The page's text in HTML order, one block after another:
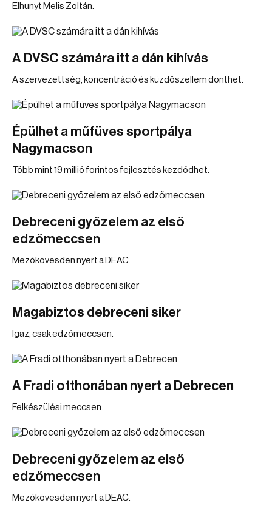
Elhunyt Melis Zoltán.
A DVSC számára itt a dán kihívás
A szervezettség, koncentráció és küzdőszellem dönthet.
Épülhet a műfüves sportpálya
Nagymacson
Több mint 19 millió forintos fejlesztés kezdődhet.
Debreceni győzelem az első
edzőmeccsen
Mezőkövesden nyert a DEAC.
Magabiztos debreceni siker
Igaz, csak edzőmeccsen.
A Fradi otthonában nyert a Debrecen
Felkészülési meccsen.
Debreceni győzelem az első
edzőmeccsen
Mezőkövesden nyert a DEAC.